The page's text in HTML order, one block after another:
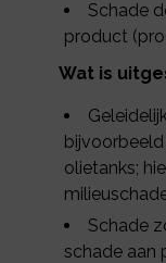
Schade
product
Wat is
olietanks;
Schade
schade aan